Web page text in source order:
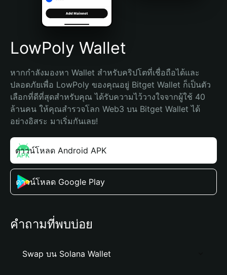
Português (Brasil)
Español (Argentina)
LowPoly Wallet
หากกำลังมองหา Wallet สำหรับคริปโตที่เชื่อถือได้และ
ปลอดภัยเพื่อ LowPoly ของคุณอยู่ Bitget Wallet ก็เป็นตัว
เลือกที่ดีที่สุดสำหรับคุณ ได้รับความไว้วางใจจากผู้ใช้ 40
ล้านคน ให้คุณสำรวจโลก Web3 บน Bitget Wallet ได้
อย่างอิสระ มาเริ่มกันเลย!
ดาวน์โหลด Android APK
ดาวน์โหลด Google Play
คำถามที่พบบ่อย
Swap บน Solana Wallet